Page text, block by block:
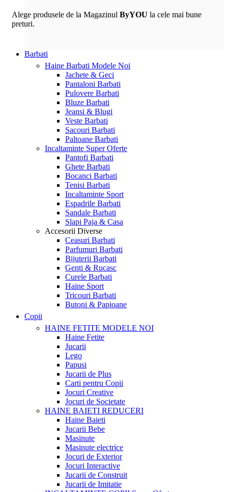
Alege produsele de la Magazinul ByYOU la cele mai bune
preturi.
Barbati
Haine Barbati Modele Noi
Jachete & Geci
Pantaloni Barbati
Pulovere Barbati
Bluze Barbati
Jeansi & Blugi
Veste Barbati
Sacouri Barbati
Paltoane Barbati
Incaltaminte Super Oferte
Pantofi Barbati
Ghete Barbati
Bocanci Barbati
Tenisi Barbati
Incaltaminte Sport
Espadrile Barbati
Sandale Barbati
Slapi Paja & Casa
Accesorii Diverse
Ceasuri Barbati
Parfumuri Barbati
Bijuterii Barbati
Genti & Rucasc
Curele Barbati
Haine Sport
Tricouri Barbati
Butoni & Papioane
Copii
HAINE FETITE MODELE NOI
Haine Fetite
Jucarii
Lego
Papusi
Jucarii de Plus
Carti pentru Copii
Jocuri Creative
Jocuri de Societate
HAINE BAIETI REDUCERI
Haine Baieti
Jucarii Bebe
Masinute
Masinute electrice
Jocuri de Exterior
Jocuri Interactive
Jucarii de Construit
Jucarii de Imitatie